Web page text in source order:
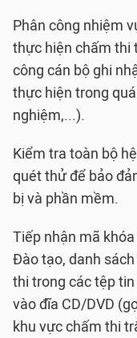
Phân công nhiệm
thực hiện chấm thi
công cán bộ ghi
thực hiện trong
nghiệm,...).
Kiểm tra toàn bộ
quét thử để bảo
bị và phần mềm.
Tiếp nhận mã
Đào tạo, danh
thi trong các tệp
vào đĩa CD/DVD
khu vực chấm thi